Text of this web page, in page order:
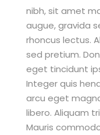
nibh, sit amet
augue, gravida
rhoncus lectus.
sed pretium.
eget tincidunt
Integer quis
arcu eget
libero. Aliquam
Mauris